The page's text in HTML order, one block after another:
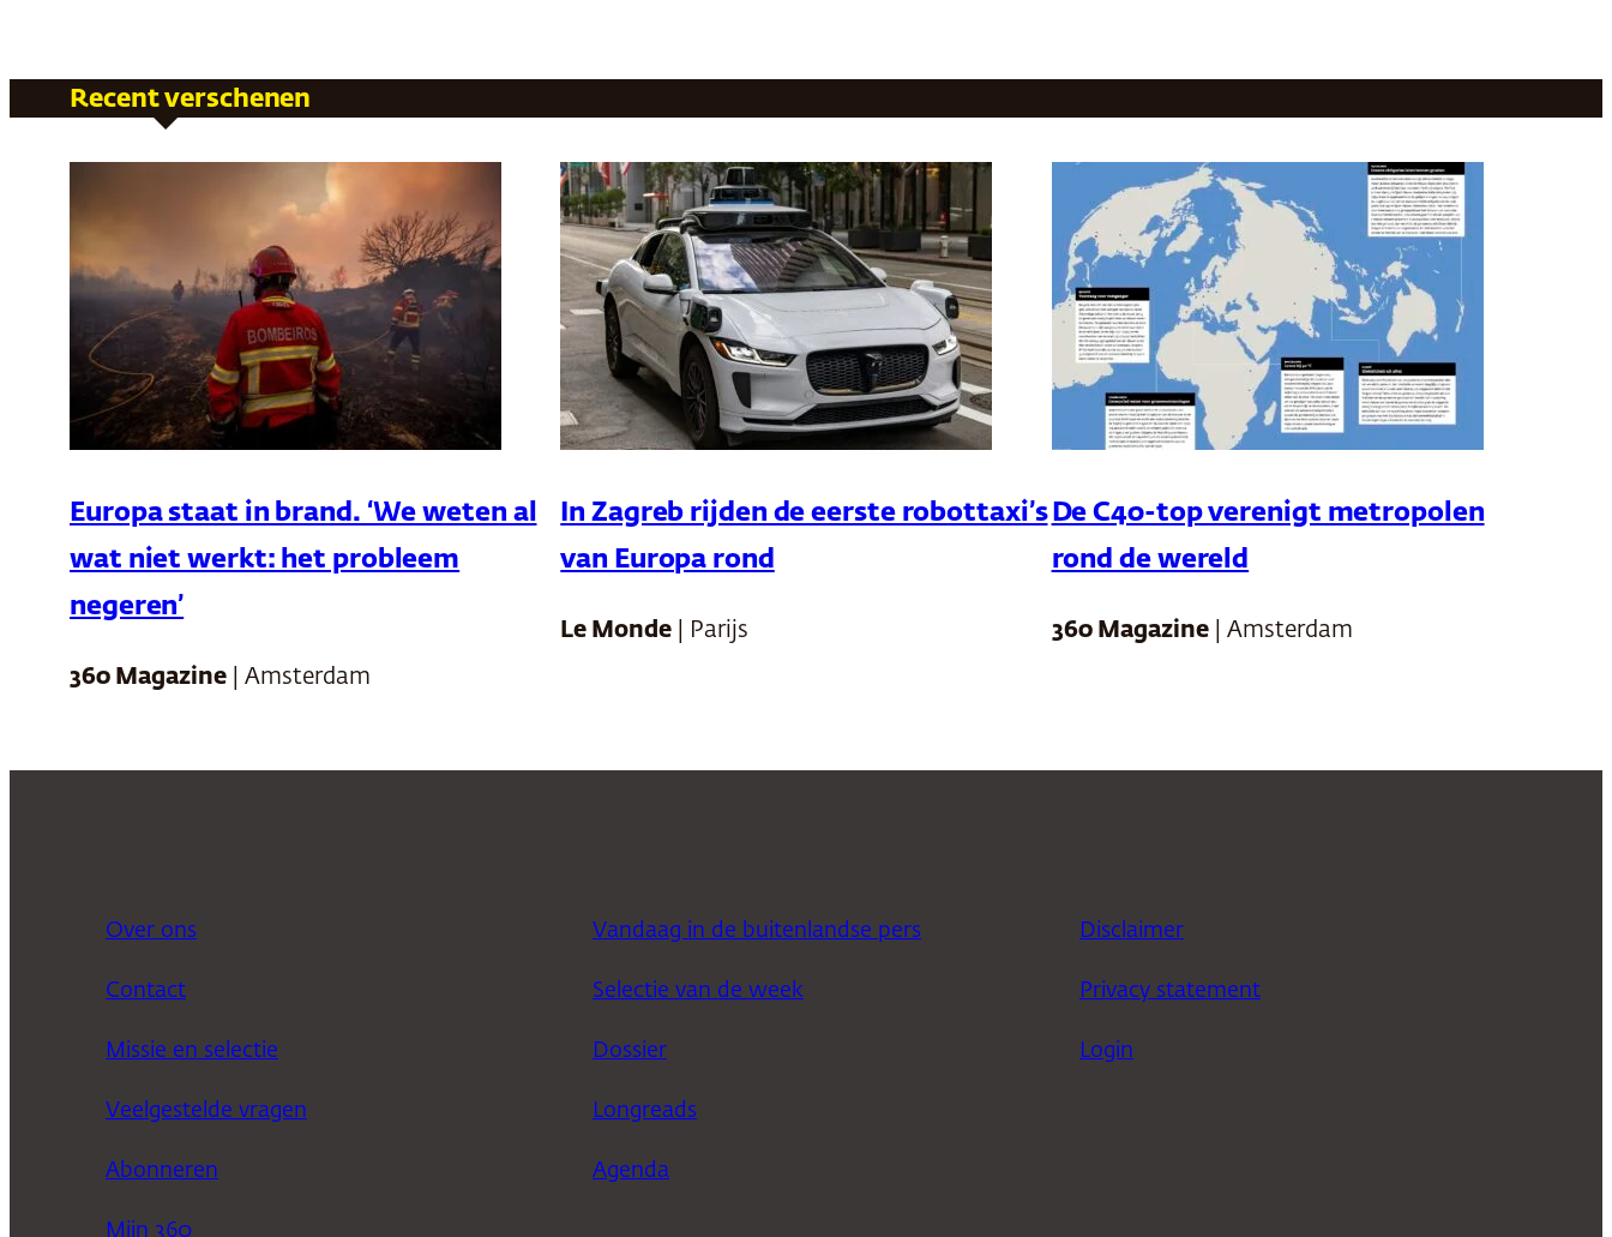
Recent verschenen
Europa staat in brand. ‘We weten al
wat niet werkt: het probleem
negeren’
360 Magazine | Amsterdam
In Zagreb rijden de eerste robottaxi’s
van Europa rond
Le Monde | Parijs
De C40-top verenigt metropolen
rond de wereld
360 Magazine| Amsterdam
Over ons
Contact
Missie en selectie
Veelgestelde vragen
Abonneren
Mijn 360
Vandaag in de buitenlandse pers
Selectie van de week
Dossier
Longreads
Agenda
Disclaimer
Privacy statement
Login